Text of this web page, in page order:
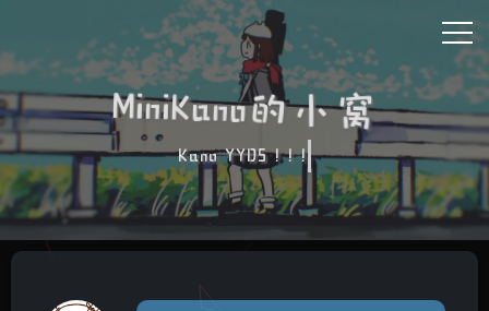
MiniKano的小窝
Kano YYDS ! ! !